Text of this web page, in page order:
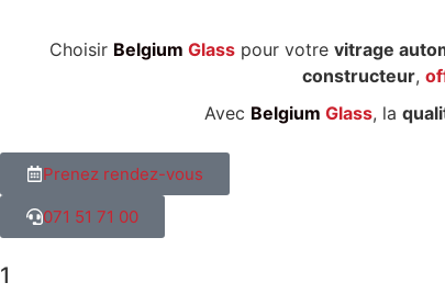
Choisir Belgium Glasspour votre vitrage
constructeur,
Avec Belgium Glass, la
Prenez rendez-vous
071 51 71 00
1